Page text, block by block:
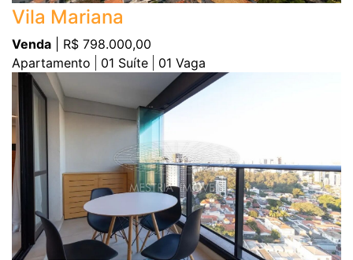
Vila Mariana
Venda | R$ 798.000,00
Apartamento
01 Suíte 01 Vaga